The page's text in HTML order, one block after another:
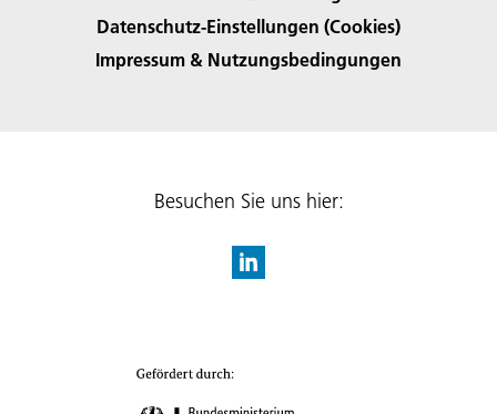
Datenschutz-Einstellungen (Cookies)
Impressum & Nutzungsbedingungen
Besuchen Sie uns hier: